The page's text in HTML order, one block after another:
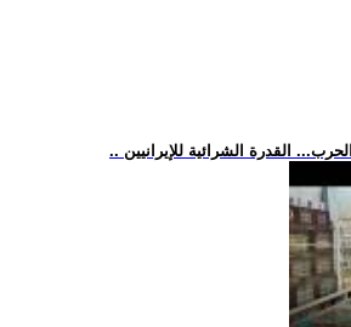
القدرة الشرائية للإيرانيين